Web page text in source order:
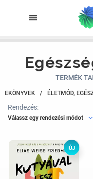
TERMÉK
EKÖNYVEK / ÉLETMÓD,
Rendezés:
Válassz egy rendezési módot
ÚJ